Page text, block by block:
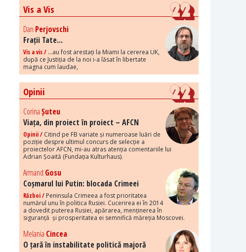
Vis a Vis
Dan Perjovschi
Frații Tate...
Vis a vis / ...au fost arestați la Miami la cererea UK,
după ce Justiția de la noi i-a lăsat în libertate
magna cum laudae,
Opinii
CorinaȘuteu
Viața, din proiect în proiect – AFCN
Opinii / Citind pe FB variate și numeroase luări de
poziție despre ultimul concurs de selecție a
proiectelor AFCN, mi-au atras atenția comentariile lui
Adrian Șoaită (Fundația Kulturhaus).
Armand Gosu
Coșmarul lui Putin: blocada Crimeei
Război / Peninsula Crimeea a fost prioritatea
numărul unu în politica Rusiei. Cucerirea ei în 2014
a dovedit puterea Rusiei, apărarea, menținerea în
siguranță și prosperitatea ei semnifică măreția Moscovei.
Melania Cincea
O țară în instabilitate politică majoră